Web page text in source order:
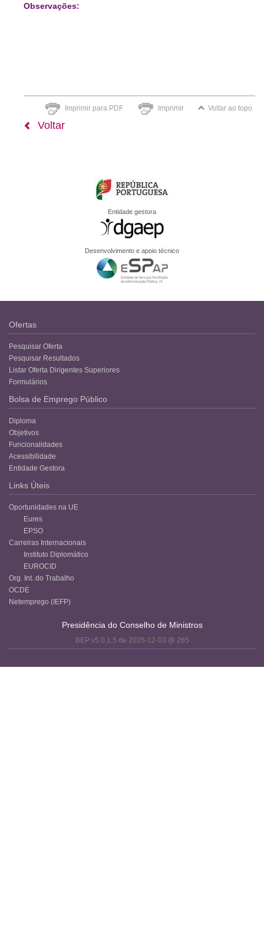
Observações:
Imprimir para PDF Imprimir Voltar ao topo
Voltar
Entidade gestora
Desenvolvimento e apoio técnico
Ofertas
Pesquisar Oferta
Pesquisar Resultados
Listar Oferta Dirigentes Superiores
Formulários
Bolsa de Emprego Público
Diploma
Objetivos
Funcionalidades
Acessibilidade
Entidade Gestora
Links Úteis
Oportunidades na UE
Eures
EPSO
Carreiras Internacionais
Instituto Diplomático
EUROCID
Org. Int. do Trabalho
OCDE
Netemprego (IEFP)
Presidência do Conselho de Ministros
BEP v5.0.1.5 de 2025-12-03 @ 265